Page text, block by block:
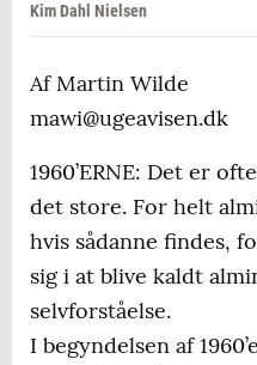
Kim Dahl Nielsen
Af Martin Wilde
mawi@ugeavisen.dk
1960’ERNE: Det er
det store. For helt
hvis sådanne findes,
sig i at blive kaldt
selvforståelse.
I begyndelsen af